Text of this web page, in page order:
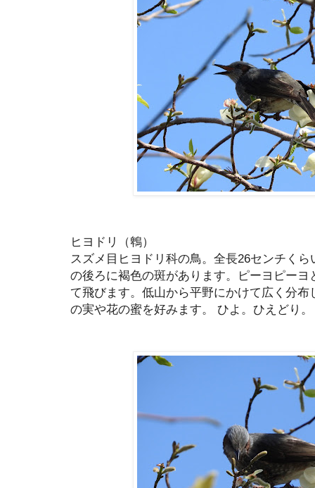
ヒヨドリ（鵯）
スズメ目ヒヨドリ科の鳥。全長26センチく
の後ろに褐色の斑があります。ピーヨピー
て飛びます。低山から平野にかけて広く分
の実や花の蜜を好みます。 ひよ。ひえどり